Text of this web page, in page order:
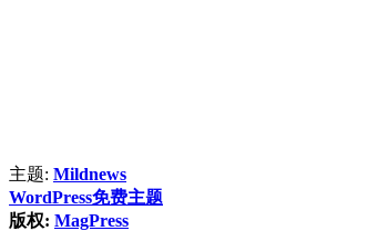
主题: Mildnews
WordPress免费主题
版权: MagPress